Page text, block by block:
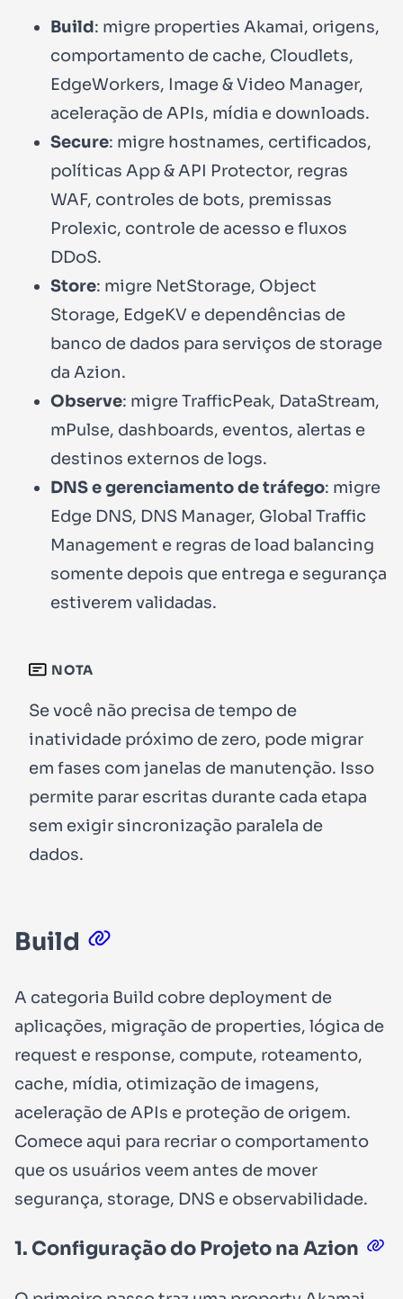
Build: migre properties Akamai, origens,
comportamento de cache, Cloudlets,
EdgeWorkers, Image & Video Manager,
aceleração de APIs, mídia e downloads.
Secure: migre hostnames, certificados,
políticas App & API Protector, regras
WAF, controles de bots, premissas
Prolexic, controle de acesso e fluxos
DDoS.
Store: migre NetStorage, Object
Storage, EdgeKV e dependências de
banco de dados para serviços de storage
da Azion.
Observe: migre TrafficPeak, DataStream,
mPulse, dashboards, eventos, alertas e
destinos externos de logs.
DNS e gerenciamento de tráfego: migre
Edge DNS, DNS Manager, Global Traffic
Management e regras de load balancing
somente depois que entrega e segurança
estiverem validadas.
NOTA
Se você não precisa de tempo de
inatividade próximo de zero, pode migrar
em fases com janelas de manutenção. Isso
permite parar escritas durante cada etapa
sem exigir sincronização paralela de
dados.
Build
A categoria Build cobre deployment de
aplicações, migração de properties, lógica de
request e response, compute, roteamento,
cache, mídia, otimização de imagens,
aceleração de APIs e proteção de origem.
Comece aqui para recriar o comportamento
que os usuários veem antes de mover
segurança, storage, DNS e observabilidade.
1. Configuração do Projeto na Azion